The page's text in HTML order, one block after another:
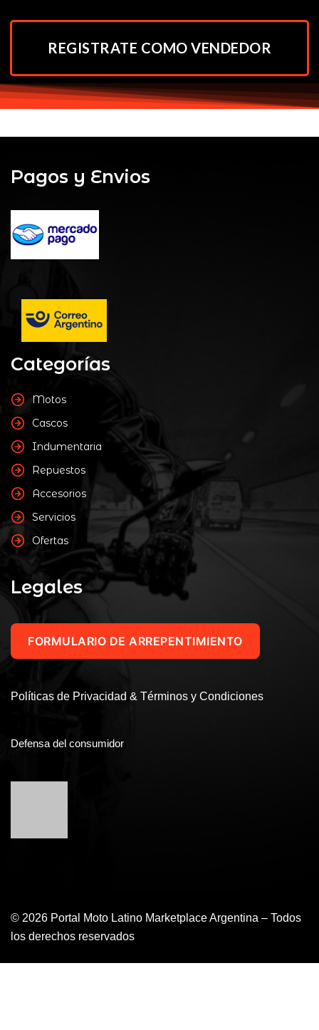
REGISTRATE COMO VENDEDOR
Pagos y Envios
Categorías
Motos
Cascos
Indumentaria
Repuestos
Accesorios
Servicios
Ofertas
Legales
FORMULARIO DE ARREPENTIMIENTO
Políticas de Privacidad & Términos y Condiciones
Defensa del consumidor
© 2026 Portal Moto Latino Marketplace Argentina – Todos
los derechos reservados